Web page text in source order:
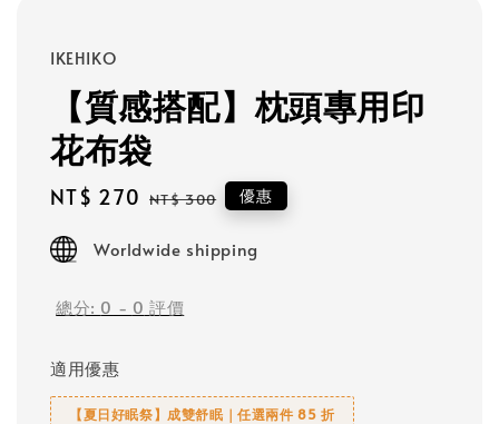
IKEHIKO
【質感搭配】枕頭專用印
花布袋
Sale
NT$ 270 Regular
NT$ 300 優惠
Worldwide shipping
總分: 0 - 0 評價
適用優惠
【夏日好眠祭】成雙舒眠｜任選兩件 85 折